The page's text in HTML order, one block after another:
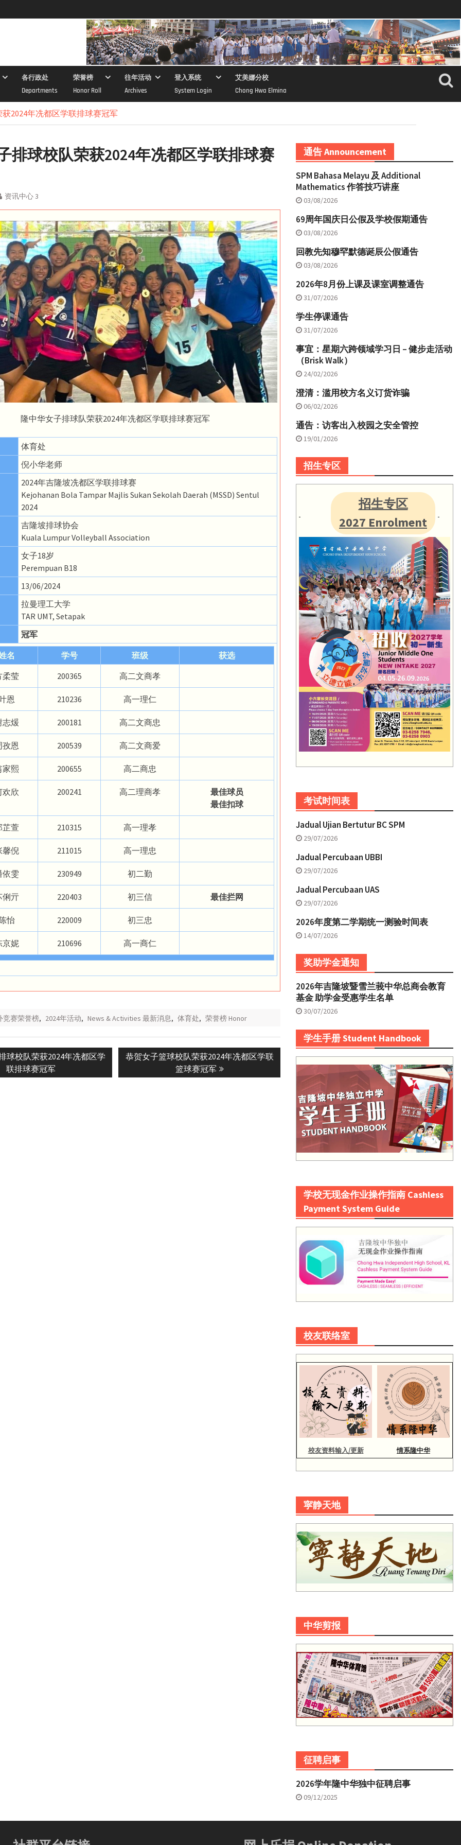
各行政处
Departments
荣誉榜
Honor Roll
往年活动
Archives
登入系统
System Login
艾美娜分校
Chong Hwa Elmina
2024年冼都区学联排球赛冠军
排球校队荣获2024年冼都区学联排球赛
资讯中心 3
隆中华女子排球队荣获2024年冼都区学联排球赛冠军
体育处
倪小华老师
2024年吉隆坡冼都区学联排球赛
Kejohanan Bola Tampar Majlis Sukan Sekolah Daerah (MSSD) Sentul
2024
吉隆坡排球协会
Kuala Lumpur Volleyball Association
女子18岁
Perempuan B18
13/06/2024
拉曼理工大学
TAR UMT, Setapak
冠军
名 学号 班级
获选
柔莹
200365 高二文商孝
恩 210236 高一理仁
志煖 200181 高二文商忠
孜恩 200539 高二文商爱
家熙 200655 高二商忠
欢欣 200241 高二理商孝
最佳球员
最佳扣球
芷萱 210315 高一理孝
馨倪 211015 高一理忠
依雯 230949 初二勤
俐亓 220403 初三信 最佳拦网
怡 220009 初三忠
京妮 210696 高一商仁
竞赛荣誉榜, 2024年活动, News & Activities 最新消息, 体育处, 荣誉榜 Honor
球校队荣获2024年冼都区学
联排球赛冠军
Next
恭贺女子篮球校队荣获2024年冼都区学联
篮球赛冠军
通告 Announcement
SPM Bahasa Melayu 及 Additional
Mathematics 作答技巧讲座
03/08/2026
69周年国庆日公假及学校假期通告
03/08/2026
回教先知穆罕默德诞辰公假通告
03/08/2026
2026年8月份上课及课室调整通告
31/07/2026
学生停课通告
31/07/2026
事宜：星期六跨领域学习日 – 健步走活动
（Brisk Walk）
24/02/2026
澄清：滥用校方名义订货诈骗
06/02/2026
通告：访客出入校园之安全管控
19/01/2026
招生专区
招生专区
2027 Enrolment
考试时间表
Jadual Ujian Bertutur BC SPM
29/07/2026
Jadual Percubaan UBBI
29/07/2026
Jadual Percubaan UAS
29/07/2026
2026年度第二学期统一测验时间表
14/07/2026
奖助学金通知
2026年吉隆坡暨雪兰莪中华总商会教育
基金 助学金受惠学生名单
30/07/2026
学生手册 Student Handbook
学校无现金作业操作指南 Cashless
Payment System Guide
校友联络室
校友资料输入/更新 情系隆中华
寜静天地
中华剪报
征聘启事
2026学年隆中华独中征聘启事
09/12/2025